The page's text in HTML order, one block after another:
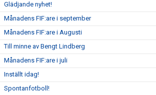
Glädjande nyhet!
Månadens FIF:are i september
Månadens FIF:are i Augusti
Till minne av Bengt Lindberg
Månadens FIF:are i juli
Inställt idag!
Spontanfotboll!